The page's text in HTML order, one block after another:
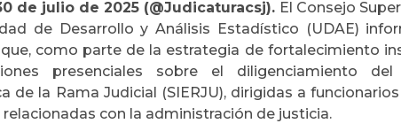
de julio de 2025 (@Judicaturacsj). El Consejo
de Desarrollo y Análisis Estadístico (UDAE)
como parte de la estrategia de fortalecimiento
presenciales sobre el diligenciamiento
de la Rama Judicial (SIERJU), dirigidas a
con la administración de justicia.